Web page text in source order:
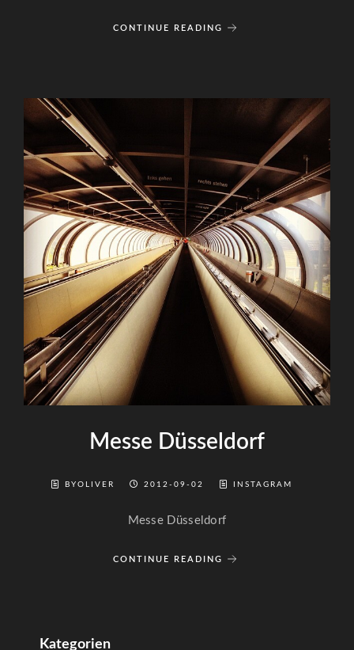
CONTINUE READING
Messe Düsseldorf
BYOLIVER 2012-09-02 INSTAGRAM
Messe Düsseldorf
CONTINUE READING
Kategorien